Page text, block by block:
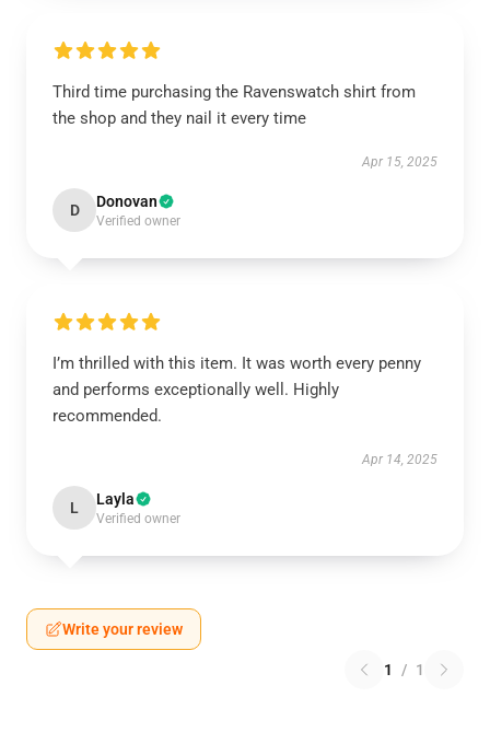
Third time purchasing the Ravenswatch shirt from
the shop and they nail it every time
Apr 15, 2025
D Donovan
Verified owner
I’m thrilled with this item. It was worth every penny
and performs exceptionally well. Highly
recommended.
Apr 14, 2025
L Layla
Verified owner
Write your review
1 / 1